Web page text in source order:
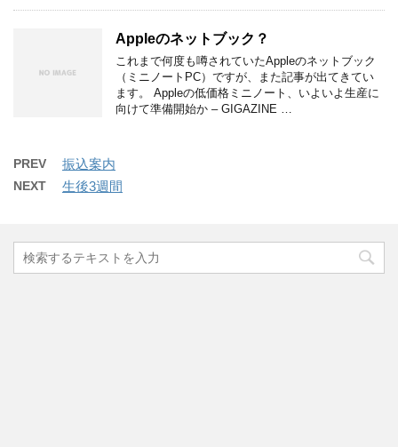
Appleのネットブック？
これまで何度も噂されていたAppleのネットブック
（ミニノートPC）ですが、また記事が出てきてい
ます。 Appleの低価格ミニノート、いよいよ生産に
向けて準備開始か – GIGAZINE …
PREV 振込案内
NEXT 生後3週間